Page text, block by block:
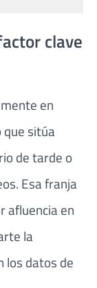
clave
en
que sitúa
de tarde o
Esa franja
afluencia en
la
los datos de